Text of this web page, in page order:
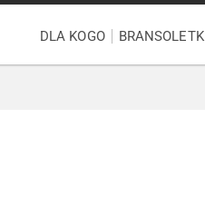
DLA KOGO BRANSOLETKI